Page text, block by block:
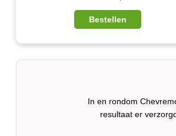
Bestellen
In en rondom
resultaat er